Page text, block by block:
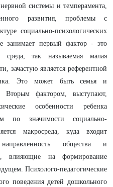
системы и темперамента,
развития, проблемы с
социально-психологических
занимает первый фактор - это
среда, так называемая малая
зачастую является референтной
Это может быть семья и
фактором, выступают,
особенности ребенка
по значимости социально-
макросреда, куда входит
общества и
влияющие на формирование
Психолого-педагогические
поведения детей дошкольного